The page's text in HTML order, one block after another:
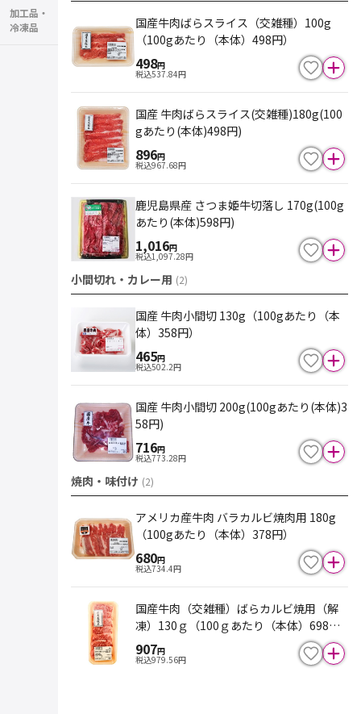
加工品・
冷凍品
国産牛肉ばらスライス（交雑種）100g
（100gあたり（本体）498円）
498円
税込537.84円
国産 牛肉ばらスライス(交雑種)180g(100
gあたり(本体)498円)
896円
税込967.68円
鹿児島県産 さつま姫牛切落し 170g(100g
あたり(本体)598円)
1,016円
税込1,097.28円
小間切れ・カレー用 (2)
国産 牛肉小間切 130g（100gあたり（本
体）358円）
465円
税込502.2円
国産 牛肉小間切 200g(100gあたり(本体)3
58円)
716円
税込773.28円
焼肉・味付け (2)
アメリカ産牛肉 バラカルビ焼肉用 180g
（100gあたり（本体）378円）
680円
税込734.4円
国産牛肉（交雑種）ばらカルビ焼用（解
凍）130ｇ（100ｇあたり（本体）698
円）
907円
税込979.56円